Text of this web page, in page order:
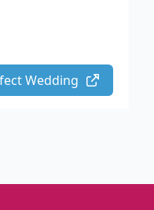
Wedding